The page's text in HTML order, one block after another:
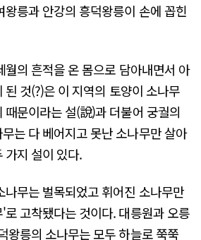
왕릉과 안강의 흥덕왕릉이 손에 꼽힌
월의 흔적을 온 몸으로 담아내면서 아
된 것(?)은 이 지역의 토양이 소나무
때문이라는 설(說)과 더불어 궁궐의
는 다 베어지고 못난 소나무만 살아
가지 설이 있다.
나무는 벌목되었고 휘어진 소나무만
고착됐다는 것이다. 대릉원과 오릉
왕릉의 소나무는 모두 하늘로 쭉쭉